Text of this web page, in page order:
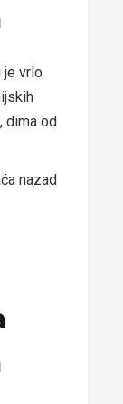
je vrlo
dima od
nazad